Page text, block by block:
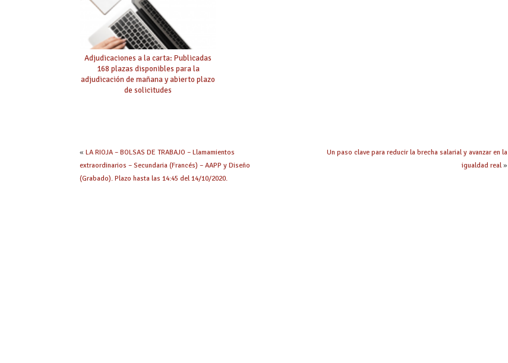
Adjudicaciones a la carta: Publicadas
168 plazas disponibles para la
adjudicación de mañana y abierto plazo
de solicitudes
«LA RIOJA – BOLSAS DE TRABAJO – Llamamientos
extraordinarios – Secundaria (Francés) – AAPP y Diseño
(Grabado). Plazo hasta las 14:45 del 14/10/2020.
Un paso clave para reducir la brecha salarial y avanzar en la
igualdad real »